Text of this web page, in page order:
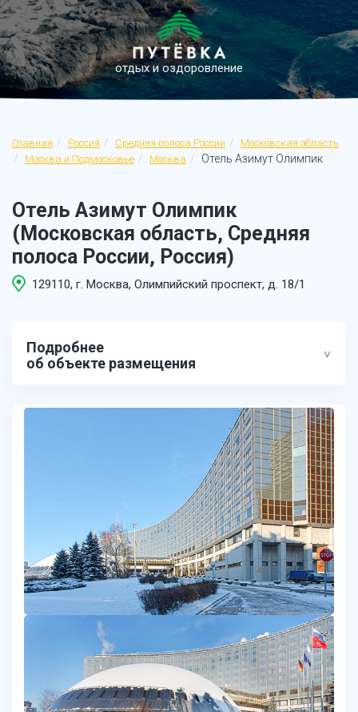
отдых и оздоровление
Главная Россия Средняя полоса России
Московская область
Москва и Подмосковье
Москва Отель Азимут Олимпик
Отель Азимут Олимпик
(Московская область, Средняя
полоса России, Россия)
129110, г. Москва, Олимпийский проспект, д. 18/1
Подробнее
об объекте размещения